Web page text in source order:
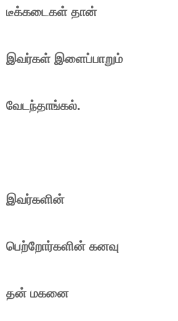
டீக்கடைகள் தான்
இவர்கள் இளைப்பாறும்
வேடந்தாங்கல்.
இவர்களின்
பெற்றோர்களின் கனவு
தன் மகனை